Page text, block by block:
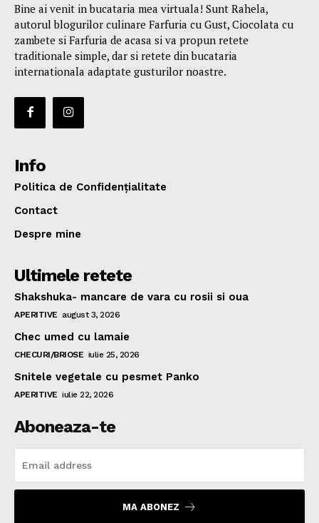
Bine ai venit in bucataria mea virtuala! Sunt Rahela,
autorul blogurilor culinare Farfuria cu Gust, Ciocolata cu
zambete si Farfuria de acasa si va propun retete
traditionale simple, dar si retete din bucataria
internationala adaptate gusturilor noastre.
Info
Politica de Confidențialitate
Contact
Despre mine
Ultimele retete
Shakshuka- mancare de vara cu rosii si oua
APERITIVE august 3, 2026
Chec umed cu lamaie
CHECURI/BRIOSE iulie 25, 2026
Snitele vegetale cu pesmet Panko
APERITIVE iulie 22, 2026
Aboneaza-te
MA ABONEZ